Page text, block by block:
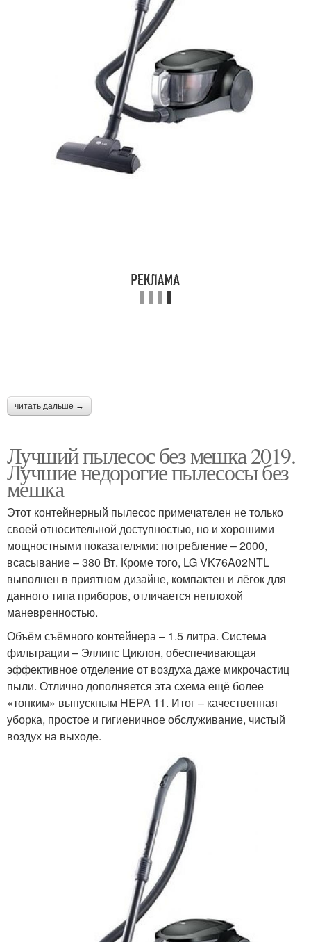
читать дальше →
Лучший пылесос без мешка 2019.
Лучшие недорогие пылесосы без
мешка
Этот контейнерный пылесос примечателен не только
своей относительной доступностью, но и хорошими
мощностными показателями: потребление – 2000,
всасывание – 380 Вт. Кроме того, LG VK76A02NTL
выполнен в приятном дизайне, компактен и лёгок для
данного типа приборов, отличается неплохой
маневренностью.
Объём съёмного контейнера – 1.5 литра. Система
фильтрации – Эллипс Циклон, обеспечивающая
эффективное отделение от воздуха даже микрочастиц
пыли. Отлично дополняется эта схема ещё более
«тонким» выпускным HEPA 11. Итог – качественная
уборка, простое и гигиеничное обслуживание, чистый
воздух на выходе.